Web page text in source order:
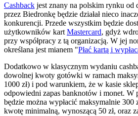
Cashback jest znany na polskim rynku od
przez Biedronkę będzie działał nieco
konkurencji. Przede wszystkim będzie
użytkowników kart Mastercard, gdyż
przy współpracy z tą organizacją. W jej
określana jest mianem "Płać kartą i
Dodatkowo w klasycznym wydaniu
dowolnej kwoty gotówki w ramach
1000 zł) i pod warunkiem, że w kasie
odpowiedni zapas banknotów i monet. W
będzie można wypłacić maksymalnie 300
kwotę minimalną, wynoszącą 50 zł, oraz